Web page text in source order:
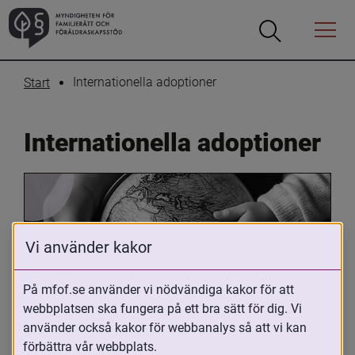
Öppna
Öppna
Menyn
Start Internationella adoptioner
Internationella adoptioner
Oavsett om du är adopterad,
adoptivförälder eller arbetar med
Vi använder kakor
På mfof.se använder vi nödvändiga kakor för att
webbplatsen ska fungera på ett bra sätt för dig. Vi
använder också kakor för webbanalys så att vi kan
förbättra vår webbplats.